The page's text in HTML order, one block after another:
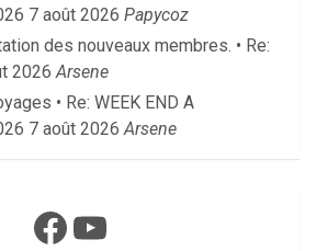
7 août 2026 Papycoz
des nouveaux membres. • Re:
2026 Arsene
• Re: WEEK END A
7 août 2026 Arsene
Facebook
YouTube